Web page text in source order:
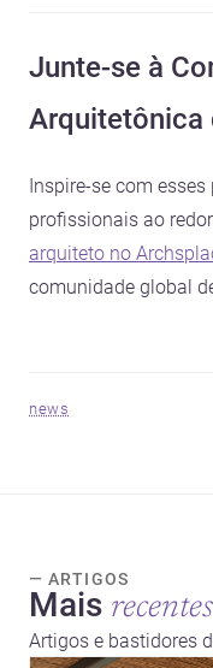
Junte-se à
Arquitetônica
Inspire-se com
profissionais ao
arquiteto no
comunidade global
news
— ARTIGOS
Mais recentes
Artigos e bastidores